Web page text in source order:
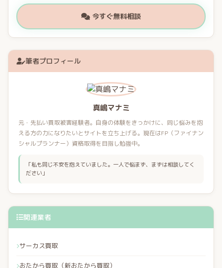
今すぐ無料相談
筆者プロフィール
真嶋マナミ
元・先払い買取被害経験者。自身の体験をきっかけに、同じ悩みを抱
える方の力になりたいとサイトを立ち上げる。現在はFP（ファイナン
シャルプランナー）資格取得を目指し勉強中。
「私も同じ不安を抱えていました。一人で悩まず、まずは相談してく
ださい」
関連業者
サーカス買取
おたから買取（新おたから買取）